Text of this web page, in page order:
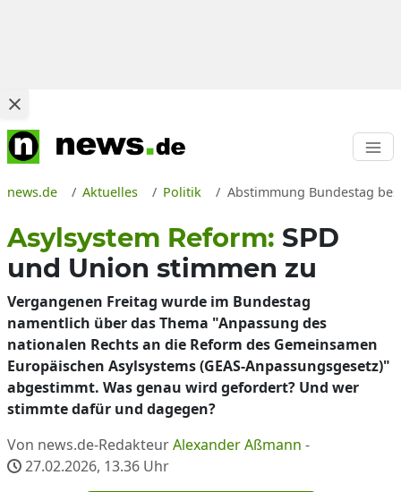
news.de Aktuelles Politik Abstimmung Bundestag
Asylsystem Reform: SPD
und Union stimmen zu
Vergangenen Freitag wurde im Bundestag
namentlich über das Thema "Anpassung des
nationalen Rechts an die Reform des Gemeinsamen
Europäischen Asylsystems (GEAS-Anpassungsgesetz)"
abgestimmt. Was genau wird gefordert? Und wer
stimmte dafür und dagegen?
Von news.de-RedakteurAlexander Aßmann -
27.02.2026, 13.36 Uhr